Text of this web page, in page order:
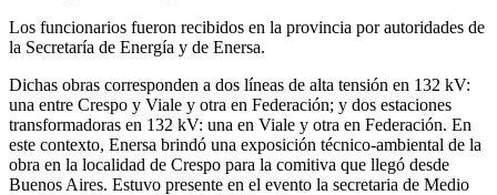
Los funcionarios fueron recibidos en la provincia por autoridades de
la Secretaría de Energía y de Enersa.
Dichas obras corresponden a dos líneas de alta tensión en 132 kV:
una entre Crespo y Viale y otra en Federación; y dos estaciones
transformadoras en 132 kV: una en Viale y otra en Federación. En
este contexto, Enersa brindó una exposición técnico-ambiental de la
obra en la localidad de Crespo para la comitiva que llegó desde
Buenos Aires. Estuvo presente en el evento la secretaria de Medio